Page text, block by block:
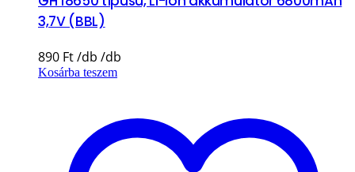
3,7V (BBL)
890 Ft
Kosárba teszem